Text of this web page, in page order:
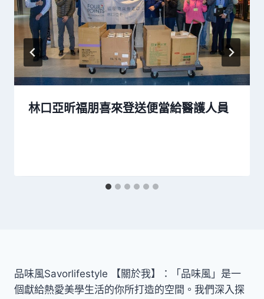
林口亞昕福朋喜來登送便當給醫護人員
品味風Savorlifestyle 【關於我】：「品味風」是一
個獻給熱愛美學生活的你所打造的空間。我們深入探